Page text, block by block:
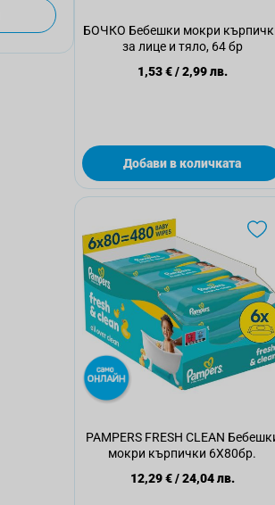
БОЧКО Бебешки мокри
за лице и тяло, 64 бр
1,53 €/2,99 лв.
Добави в количката
PAMPERS FRESH CLEAN
мокри кърпички 6Х80бр.
12,29 €/24,04 лв.